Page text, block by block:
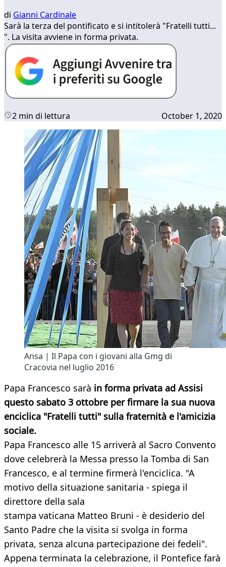
di Gianni Cardinale
Sarà la terza del pontificato e si intitolerà "Fratelli tutti...
". La visita avviene in forma privata.
2 min di lettura October 1, 2020
Ansa | Il Papa con i giovani alla Gmg di
Cracovia nel luglio 2016
Papa Francesco sarà in forma privata ad Assisi
questo sabato 3 ottobre per firmare la sua nuova
enciclica "Fratelli tutti" sulla fraternità e l'amicizia
sociale.
Papa Francesco alle 15 arriverà al Sacro Convento
dove celebrerà la Messa presso la Tomba di San
Francesco, e al termine firmerà l'enciclica. "A
motivo della situazione sanitaria - spiega il
direttore della sala
stampa vaticana Matteo Bruni - è desiderio del
Santo Padre che la visita si svolga in forma
privata, senza alcuna partecipazione dei fedeli".
Appena terminata la celebrazione, il Pontefice farà